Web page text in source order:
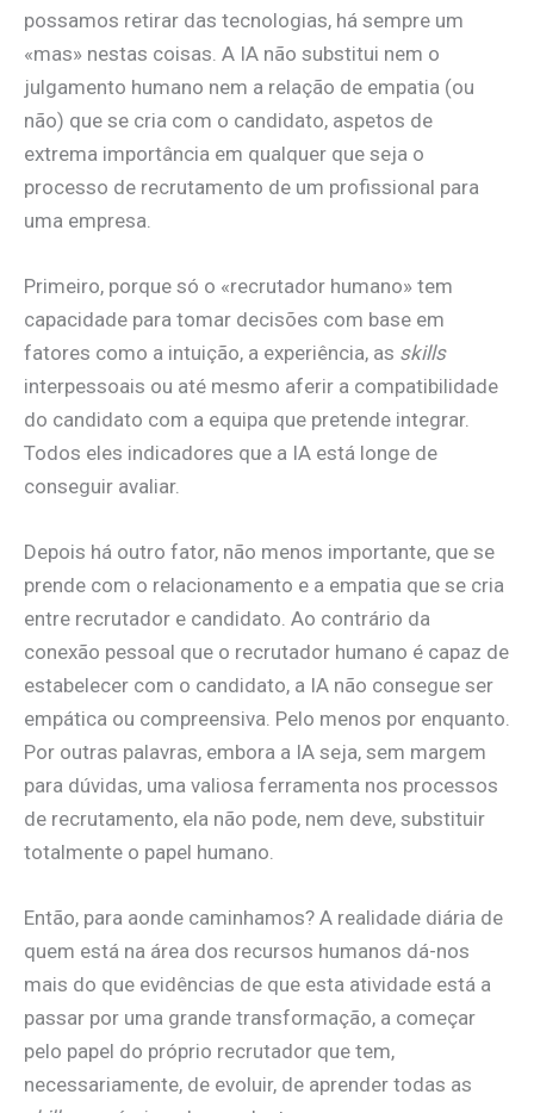
possamos retirar das tecnologias, há sempre um
«mas» nestas coisas. A IA não substitui nem o
julgamento humano nem a relação de empatia (ou
não) que se cria com o candidato, aspetos de
extrema importância em qualquer que seja o
processo de recrutamento de um profissional para
uma empresa.
Primeiro, porque só o «recrutador humano» tem
capacidade para tomar decisões com base em
fatores como a intuição, a experiência, as skills
interpessoais ou até mesmo aferir a compatibilidade
do candidato com a equipa que pretende integrar.
Todos eles indicadores que a IA está longe de
conseguir avaliar.
Depois há outro fator, não menos importante, que se
prende com o relacionamento e a empatia que se cria
entre recrutador e candidato. Ao contrário da
conexão pessoal que o recrutador humano é capaz de
estabelecer com o candidato, a IA não consegue ser
empática ou compreensiva. Pelo menos por enquanto.
Por outras palavras, embora a IA seja, sem margem
para dúvidas, uma valiosa ferramenta nos processos
de recrutamento, ela não pode, nem deve, substituir
totalmente o papel humano.
Então, para aonde caminhamos? A realidade diária de
quem está na área dos recursos humanos dá-nos
mais do que evidências de que esta atividade está a
passar por uma grande transformação, a começar
pelo papel do próprio recrutador que tem,
necessariamente, de evoluir, de aprender todas as